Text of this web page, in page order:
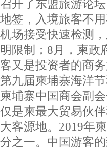
召开了东盟旅游论
地签，入境旅客不
机场接受快速检测
明限制；8月，柬政
客又是投资者的商
第九届柬埔寨海洋
柬埔寨中国商会副
仅是柬最大贸易伙
大客源地。2019年
分之一。中国游客